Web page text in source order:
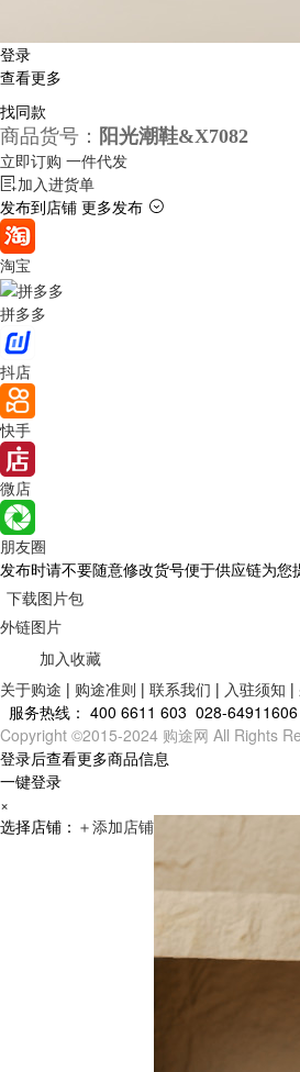
登录
查看更多
找同款
商品货号： 阳光潮鞋&X7082
立即订购 一件代发
加入进货单
发布到店铺 更多发布
淘宝
拼多多
抖店
快手
微店
朋友圈
发布时请不要随意修改货号便于供应链为您
下载图片包
外链图片
加入收藏
关于购途 | 购途准则 | 联系我们 | 入驻须知 |
服务热线： 400 6611 603 028-64911606
Copyright ©2015-2024 购途网 All Rights
登录后查看更多商品信息
一键登录
×
选择店铺： ＋添加店铺